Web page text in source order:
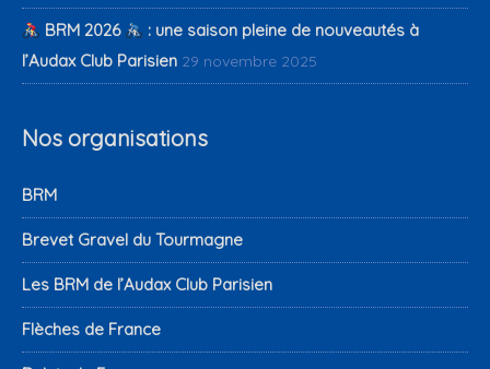
BRM 2026
: une saison pleine de nouveautés à
l’Audax Club Parisien 29 novembre 2025
Nos organisations
BRM
Brevet Gravel du Tourmagne
Les BRM de l’Audax Club Parisien
Flèches de France